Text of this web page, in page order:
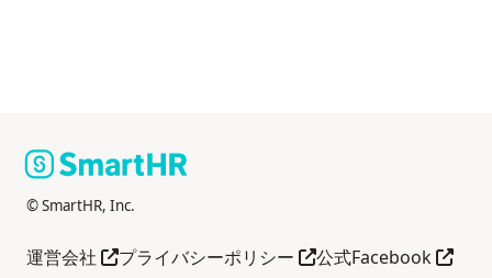
© SmartHR, Inc.
運営会社 あたらしい タブで見る
プライバシーポリシー あたらしい タブで見る
公式Facebookあた